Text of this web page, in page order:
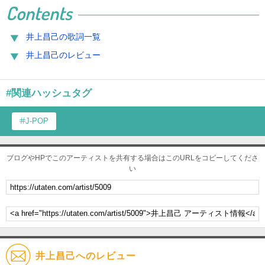
Contents
井上昌己の歌詞一覧
井上昌己のレビュー
#関連ハッシュタグ
J-POP
ブログやHPでこのアーティストを共有する場合はこのURLをコピーしてくださ
い
井上昌己へのレビュー